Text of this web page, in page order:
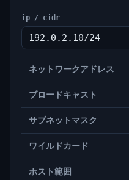
ip / cidr
ネットワークアドレス
ブロードキャスト
サブネットマスク
ワイルドカード
ホスト範囲